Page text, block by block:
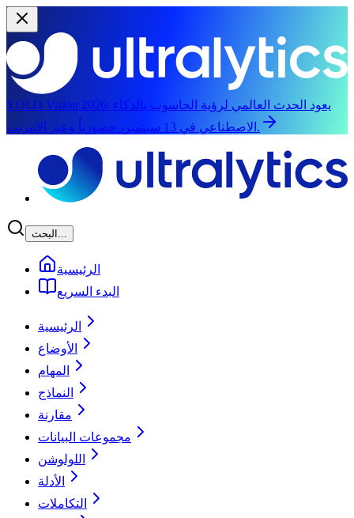
YOLO Vision 2026: يعود الحدث العالمي لرؤية الحاسوب بالذكاء
الاصطناعي في 13 سبتمبر، حضورياً وعبر الإنترنت.
البحث...
الرئيسية
البدء السريع
الرئيسية
الأوضاع
المهام
النماذج
مقارنة
مجموعات البيانات
اللولوشن
الأدلة
التكاملات